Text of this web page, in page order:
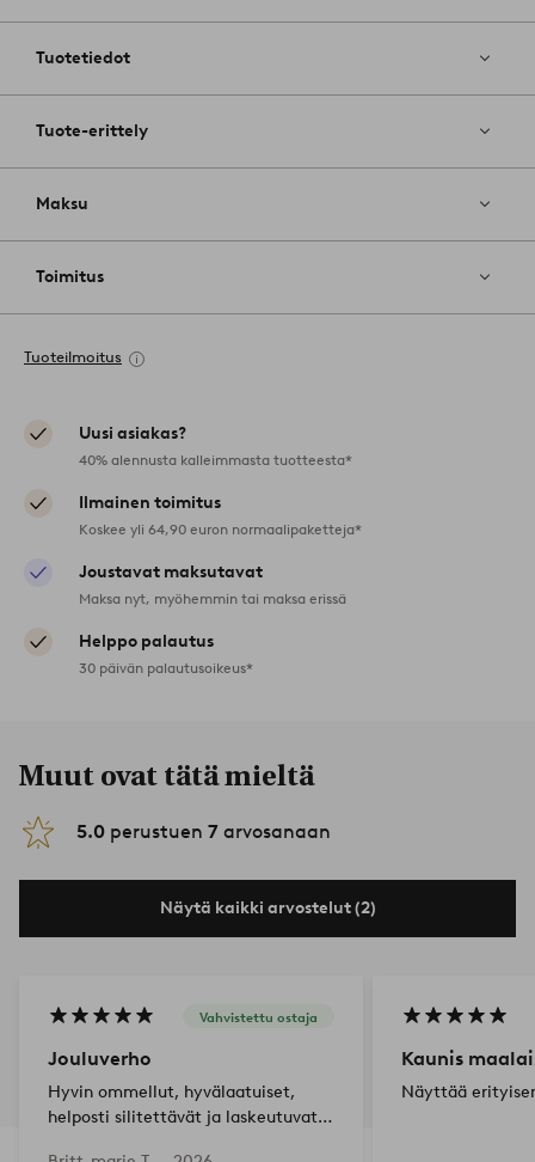
Tuotetiedot
Tuote-erittely
Maksu
Toimitus
Tuoteilmoitus
Uusi asiakas?
40% alennusta kalleimmasta tuotteesta*
Ilmainen toimitus
Koskee yli 64,90 euron normaalipaketteja*
Joustavat maksutavat
Maksa nyt, myöhemmin tai maksa erissä
Helppo palautus
30 päivän palautusoikeus*
Muut ovat tätä mieltä
5.0 perustuen 7 arvosanaan
Näytä kaikki arvostelut (2)
Vahvistettu ostaja
Jouluverho
Hyvin ommellut, hyvälaatuiset,
helposti silitettävät ja laskeutuvat
Kaunis
Näyttää